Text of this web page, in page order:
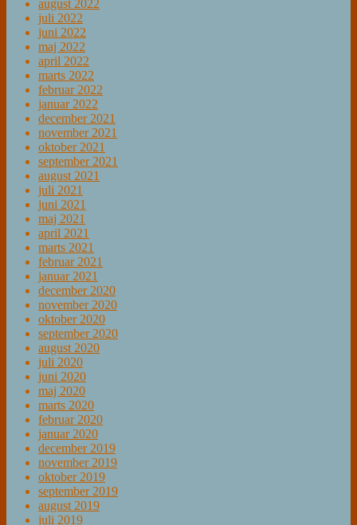
august 2022
juli 2022
juni 2022
maj 2022
april 2022
marts 2022
februar 2022
januar 2022
december 2021
november 2021
oktober 2021
september 2021
august 2021
juli 2021
juni 2021
maj 2021
april 2021
marts 2021
februar 2021
januar 2021
december 2020
november 2020
oktober 2020
september 2020
august 2020
juli 2020
juni 2020
maj 2020
marts 2020
februar 2020
januar 2020
december 2019
november 2019
oktober 2019
september 2019
august 2019
juli 2019